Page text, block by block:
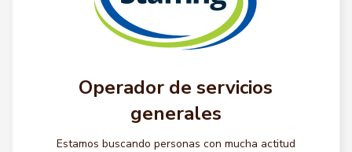
Operador de servicios
generales
Estamos buscando personas con mucha actitud